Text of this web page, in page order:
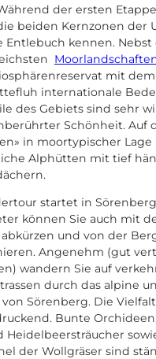
der ersten
beiden Kernzonen der
Entlebuch kennen.
mit dem
internationale
des Gebiets sind sehr
Schönheit. Auf
in moortypischer Lage
Alphütten mit tief
startet in
können Sie auch mit
abkürzen und von der
Angenehm (gut
wandern Sie auf
durch das alpine
Sörenberg. Die
Bunte
Heidelbeersträucher
der Wollgräser sind